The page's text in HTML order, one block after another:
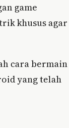
game
khusus agar
cara bermain
yang telah